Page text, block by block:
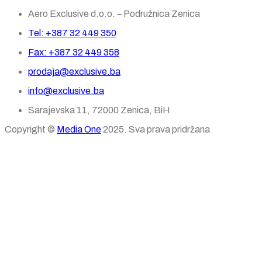
Aero Exclusive d.o.o. – Podružnica Zenica
Tel: +387 32 449 350
Fax: +387 32 449 358
prodaja@exclusive.ba
info@exclusive.ba
Sarajevska 11, 72000 Zenica, BiH
Copyright © Media One2025. Sva prava pridržana